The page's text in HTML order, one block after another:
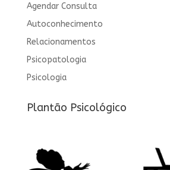
Agendar Consulta
Autoconhecimento
Relacionamentos
Psicopatologia
Psicologia
Plantão Psicológico